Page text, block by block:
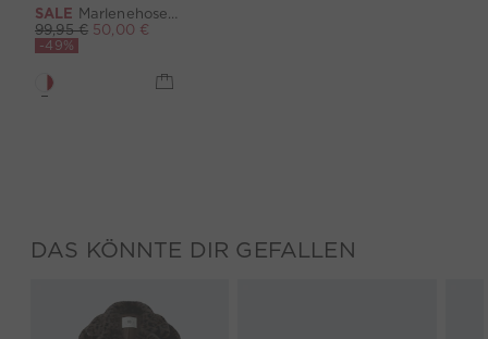
SALE Marlenehose Silky Touch - white red
99,95 € 50,00 €
-49%
DAS KÖNNTE DIR GEFALLEN